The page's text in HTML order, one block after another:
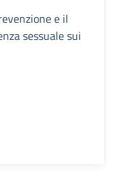
e il
sessuale sui